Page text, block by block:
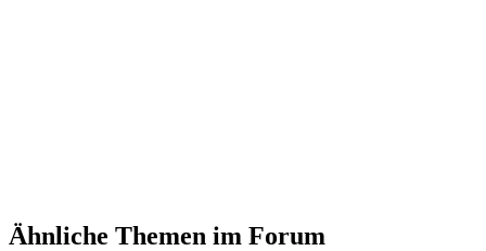
Ähnliche Themen im Forum